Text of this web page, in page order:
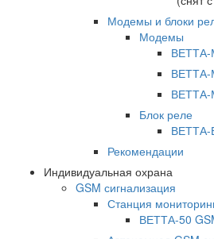
Модемы и блоки
Модемы
Блок реле
ВЕТТА-
Рекомендации
Индивидуальная охрана
GSM сигнализация
Станция
ВЕТТА-50